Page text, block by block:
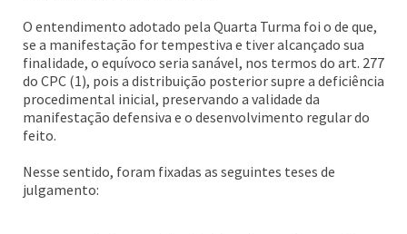
O entendimento adotado pela Quarta Turma foi o de que,
se a manifestação for tempestiva e tiver alcançado sua
finalidade, o equívoco seria sanável, nos termos do art. 277
do CPC (1), pois a distribuição posterior supre a deficiência
procedimental inicial, preservando a validade da
manifestação defensiva e o desenvolvimento regular do
feito.
Nesse sentido, foram fixadas as seguintes teses de
julgamento: